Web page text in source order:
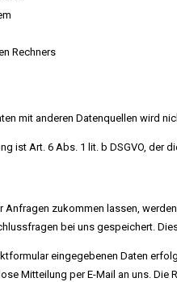
Rechners
mit anderen Datenquellen wird
ist Art. 6 Abs. 1 lit. b DSGVO, der
Anfragen zukommen lassen,
bei uns gespeichert.
eingegebenen Daten
Mitteilung per E-Mail an uns.